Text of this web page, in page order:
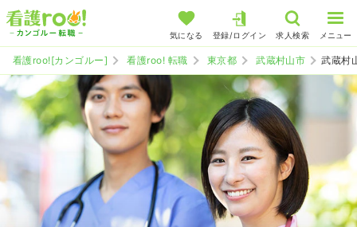
気になる 登録/ログイン 求人検索 メニュー
看護roo![カンゴルー] 看護roo! 転職 東京都 武蔵村山市 武蔵村